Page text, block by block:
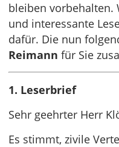
bleiben vorbehalten.
und interessante
dafür. Die nun
Reimann für Sie
1. Leserbrief
Sehr geehrter Herr
Es stimmt, zivile